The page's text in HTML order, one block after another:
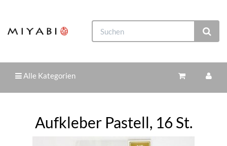
Alle Kategorien
Aufkleber Pastell, 16 St.